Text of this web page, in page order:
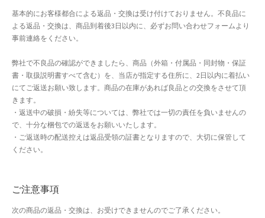
基本的にお客様都合による返品・交換は受け付けておりません。不良品に
よる返品・交換は、商品到着後3日以内に、必ずお問い合わせフォームより
事前連絡をください。
弊社で不良品の確認ができましたら、商品（外箱・付属品・同封物・保証
書・取扱説明書すべて含む）を、当店が指定する住所に、2日以内に着払い
にてご返送お願い致します。商品の在庫があれば良品との交換をさせて頂
きます。
・返送中の破損・紛失等については、弊社では一切の責任を負いませんの
で、十分な梱包での返送をお願いいたします。
・ご返送時の配送控えは返品受領の証書となりますので、大切に保管して
ください。
ご注意事項
次の商品の返品・交換は、お受けできませんのでご了承ください。